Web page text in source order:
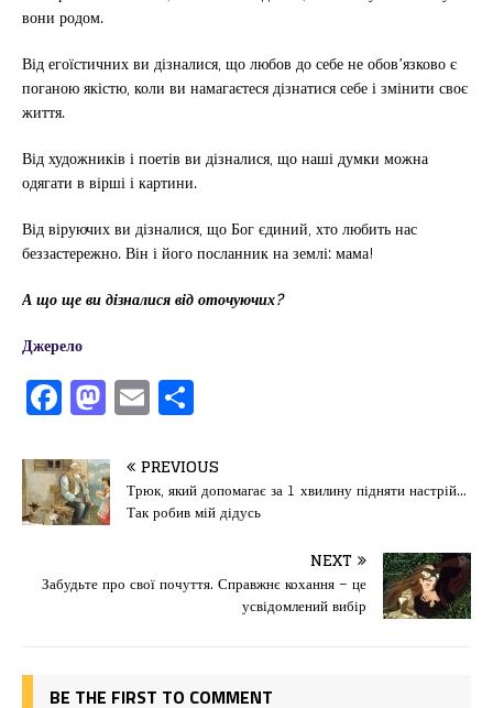
вони родом.
Від егоїстичних ви дізналися, що любов до себе не обов’язково є
поганою якістю, коли ви намагаєтеся дізнатися себе і змінити своє
життя.
Від художників і поетів ви дізналися, що наші думки можна
одягати в вірші і картини.
Від віруючих ви дізналися, що Бог єдиний, хто любить нас
беззастережно. Він і його посланник на землі: мама!
А що ще ви дізналися від оточуючих?
Джерело
F
a
c
e
b
o
o
M
a
st
o
d
o
n
E
m
ai
l
іл
и
т
ис
я
PREVIOUS
Трюк, який допомагає за 1 хвилину підняти настрій…
Так робив мій дідусь
NEXT
Забудьте про свої почуття. Справжнє кохання – це
усвідомлений вибір
BE THE FIRST TO COMMENT